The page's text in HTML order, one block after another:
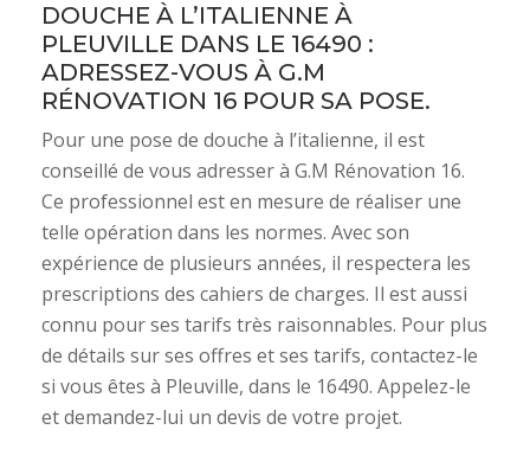
DOUCHE À L’ITALIENNE À
PLEUVILLE DANS LE 16490 :
ADRESSEZ-VOUS À G.M
RÉNOVATION 16 POUR SA POSE.
Pour une pose de douche à l’italienne, il est
conseillé de vous adresser à G.M Rénovation 16.
Ce professionnel est en mesure de réaliser une
telle opération dans les normes. Avec son
expérience de plusieurs années, il respectera les
prescriptions des cahiers de charges. Il est aussi
connu pour ses tarifs très raisonnables. Pour plus
de détails sur ses offres et ses tarifs, contactez-le
si vous êtes à Pleuville, dans le 16490. Appelez-le
et demandez-lui un devis de votre projet.